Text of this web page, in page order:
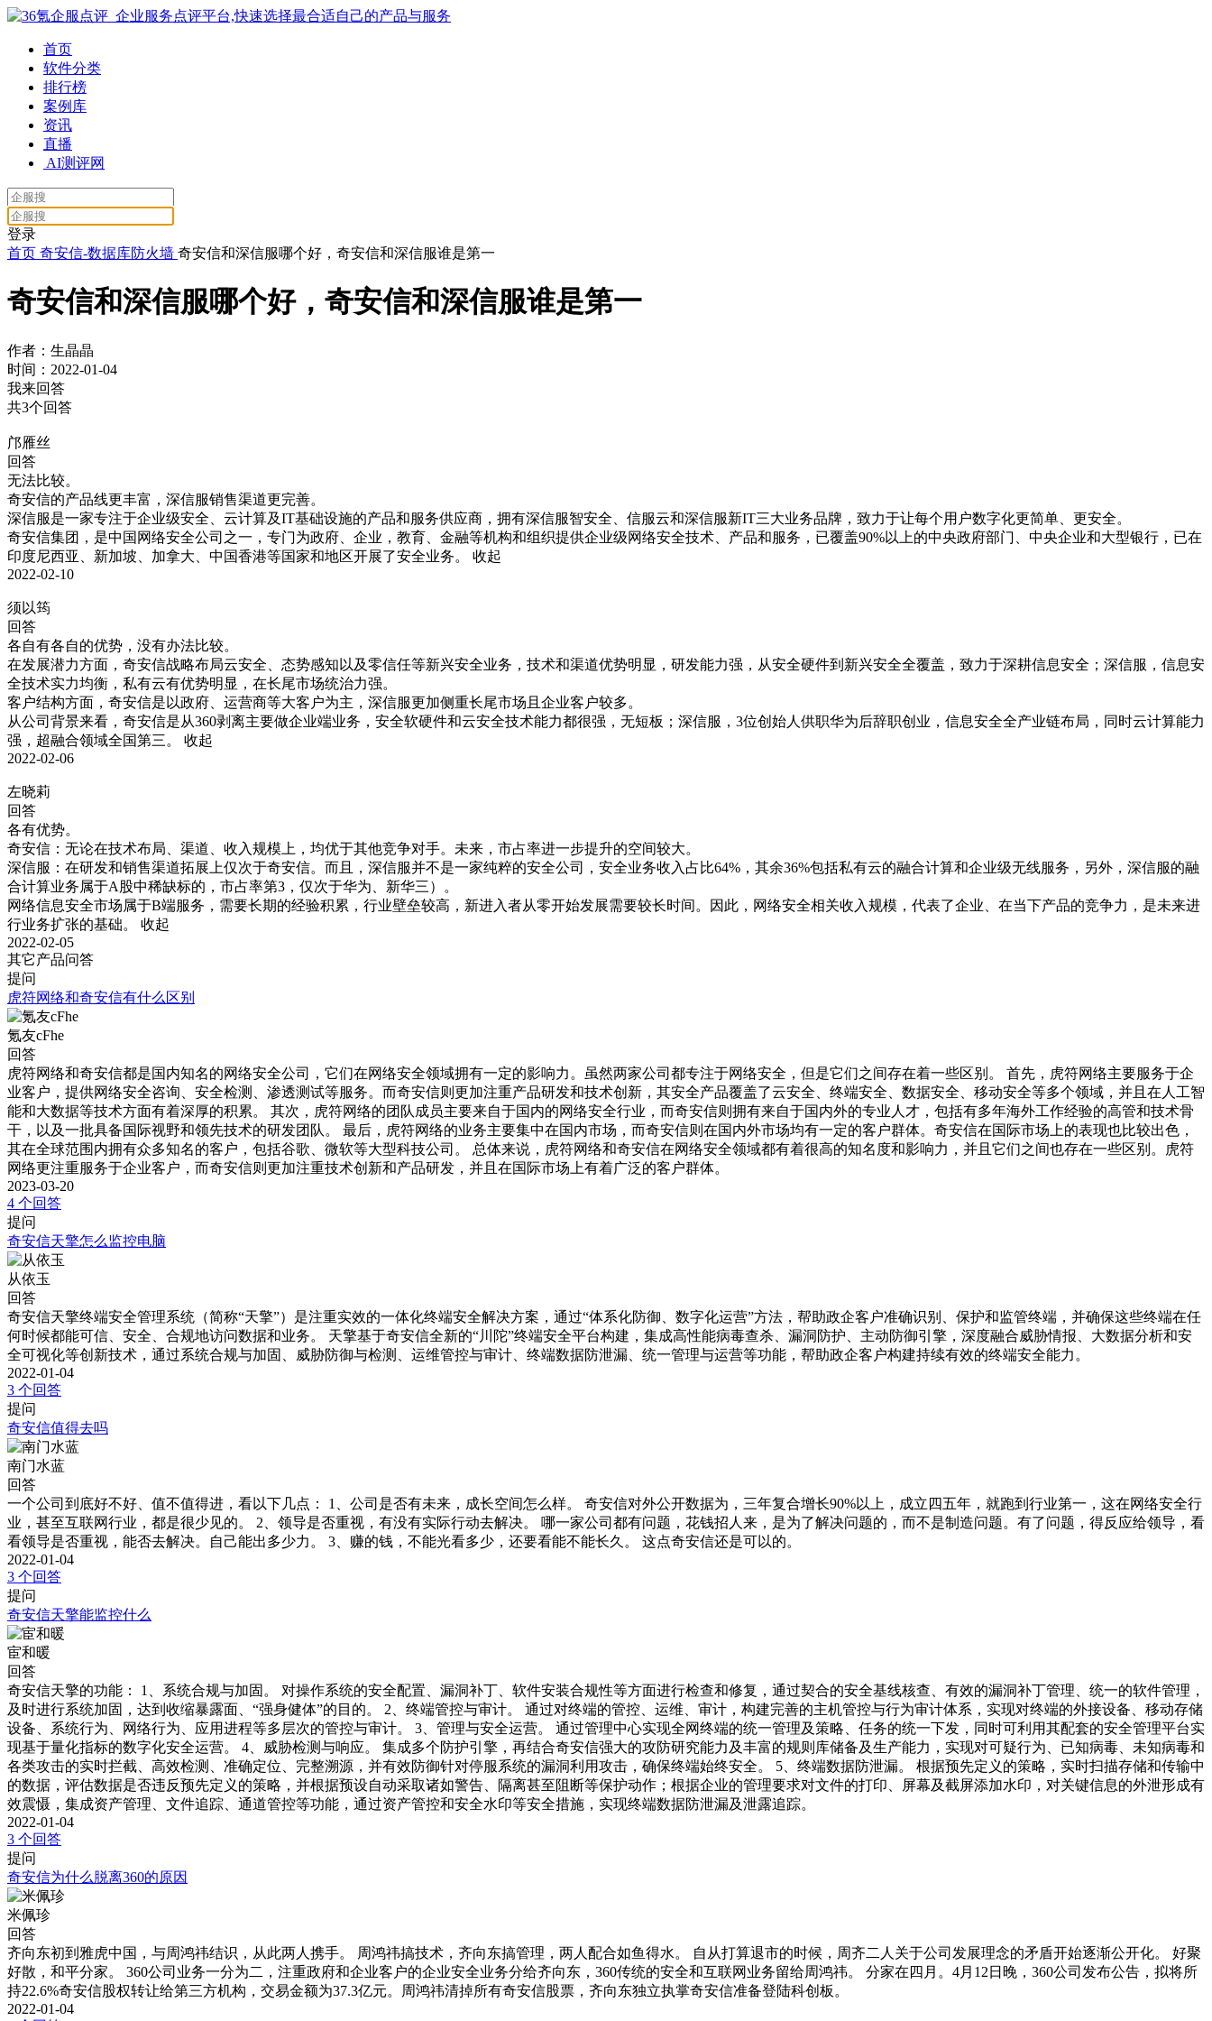
首页
软件分类
排行榜
案例库
资讯
直播
AI测评网
登录
首页 奇安信-数据库防火墙 奇安信和深信服哪个好，奇安信和深信服谁是第一
奇安信和深信服哪个好，奇安信和深信服谁是第一
作者：生晶晶
时间：2022-01-04
我来回答
共3个回答
邝雁丝
回答
无法比较。
奇安信的产品线更丰富，深信服销售渠道更完善。
深信服是一家专注于企业级安全、云计算及IT基础设施的产品和服务供应商，拥有深信服智安全、信服云和深信服新IT三大业务品牌，致力于让每个用户数字化更简单、更安全。
奇安信集团，是中国网络安全公司之一，专门为政府、企业，教育、金融等机构和组织提供企业级网络安全技术、产品和服务，已覆盖90%以上的中央政府部门、中央企业和大型银行，已在
印度尼西亚、新加坡、加拿大、中国香港等国家和地区开展了安全业务。
收起
2022-02-10
须以筠
回答
各自有各自的优势，没有办法比较。
在发展潜力方面，奇安信战略布局云安全、态势感知以及零信任等新兴安全业务，技术和渠道优势明显，研发能力强，从安全硬件到新兴安全全覆盖，致力于深耕信息安全；深信服，信息安
全技术实力均衡，私有云有优势明显，在长尾市场统治力强。
客户结构方面，奇安信是以政府、运营商等大客户为主，深信服更加侧重长尾市场且企业客户较多。
从公司背景来看，奇安信是从360剥离主要做企业端业务，安全软硬件和云安全技术能力都很强，无短板；深信服，3位创始人供职华为后辞职创业，信息安全全产业链布局，同时云计算能力
强，超融合领域全国第三。
收起
2022-02-06
左晓莉
回答
各有优势。
奇安信：无论在技术布局、渠道、收入规模上，均优于其他竞争对手。未来，市占率进一步提升的空间较大。
深信服：在研发和销售渠道拓展上仅次于奇安信。而且，深信服并不是一家纯粹的安全公司，安全业务收入占比64%，其余36%包括私有云的融合计算和企业级无线服务，另外，深信服的融
合计算业务属于A股中稀缺标的，市占率第3，仅次于华为、新华三）。
网络信息安全市场属于B端服务，需要长期的经验积累，行业壁垒较高，新进入者从零开始发展需要较长时间。因此，网络安全相关收入规模，代表了企业、在当下产品的竞争力，是未来进
行业务扩张的基础。
收起
2022-02-05
其它产品问答
提问
虎符网络和奇安信有什么区别
氪友cFhe
回答
虎符网络和奇安信都是国内知名的网络安全公司，它们在网络安全领域拥有一定的影响力。虽然两家公司都专注于网络安全，但是它们之间存在着一些区别。 首先，虎符网络主要服务于企
业客户，提供网络安全咨询、安全检测、渗透测试等服务。而奇安信则更加注重产品研发和技术创新，其安全产品覆盖了云安全、终端安全、数据安全、移动安全等多个领域，并且在人工智
能和大数据等技术方面有着深厚的积累。 其次，虎符网络的团队成员主要来自于国内的网络安全行业，而奇安信则拥有来自于国内外的专业人才，包括有多年海外工作经验的高管和技术骨
干，以及一批具备国际视野和领先技术的研发团队。 最后，虎符网络的业务主要集中在国内市场，而奇安信则在国内外市场均有一定的客户群体。奇安信在国际市场上的表现也比较出色，
其在全球范围内拥有众多知名的客户，包括谷歌、微软等大型科技公司。 总体来说，虎符网络和奇安信在网络安全领域都有着很高的知名度和影响力，并且它们之间也存在一些区别。虎符
网络更注重服务于企业客户，而奇安信则更加注重技术创新和产品研发，并且在国际市场上有着广泛的客户群体。
2023-03-20
4 个回答
提问
奇安信天擎怎么监控电脑
从依玉
回答
奇安信天擎终端安全管理系统（简称“天擎”）是注重实效的一体化终端安全解决方案，通过“体系化防御、数字化运营”方法，帮助政企客户准确识别、保护和监管终端，并确保这些终端在任
何时候都能可信、安全、合规地访问数据和业务。 天擎基于奇安信全新的“川陀”终端安全平台构建，集成高性能病毒查杀、漏洞防护、主动防御引擎，深度融合威胁情报、大数据分析和安
全可视化等创新技术，通过系统合规与加固、威胁防御与检测、运维管控与审计、终端数据防泄漏、统一管理与运营等功能，帮助政企客户构建持续有效的终端安全能力。
2022-01-04
3 个回答
提问
奇安信值得去吗
南门水蓝
回答
一个公司到底好不好、值不值得进，看以下几点： 1、公司是否有未来，成长空间怎么样。 奇安信对外公开数据为，三年复合增长90%以上，成立四五年，就跑到行业第一，这在网络安全行
业，甚至互联网行业，都是很少见的。 2、领导是否重视，有没有实际行动去解决。 哪一家公司都有问题，花钱招人来，是为了解决问题的，而不是制造问题。有了问题，得反应给领导，看
看领导是否重视，能否去解决。自己能出多少力。 3、赚的钱，不能光看多少，还要看能不能长久。 这点奇安信还是可以的。
2022-01-04
3 个回答
提问
奇安信天擎能监控什么
宦和暖
回答
奇安信天擎的功能： 1、系统合规与加固。 对操作系统的安全配置、漏洞补丁、软件安装合规性等方面进行检查和修复，通过契合的安全基线核查、有效的漏洞补丁管理、统一的软件管理，
及时进行系统加固，达到收缩暴露面、“强身健体”的目的。 2、终端管控与审计。 通过对终端的管控、运维、审计，构建完善的主机管控与行为审计体系，实现对终端的外接设备、移动存储
设备、系统行为、网络行为、应用进程等多层次的管控与审计。 3、管理与安全运营。 通过管理中心实现全网终端的统一管理及策略、任务的统一下发，同时可利用其配套的安全管理平台实
现基于量化指标的数字化安全运营。 4、威胁检测与响应。 集成多个防护引擎，再结合奇安信强大的攻防研究能力及丰富的规则库储备及生产能力，实现对可疑行为、已知病毒、未知病毒和
各类攻击的实时拦截、高效检测、准确定位、完整溯源，并有效防御针对停服系统的漏洞利用攻击，确保终端始终安全。 5、终端数据防泄漏。 根据预先定义的策略，实时扫描存储和传输中
的数据，评估数据是否违反预先定义的策略，并根据预设自动采取诸如警告、隔离甚至阻断等保护动作；根据企业的管理要求对文件的打印、屏幕及截屏添加水印，对关键信息的外泄形成有
效震慑，集成资产管理、文件追踪、通道管控等功能，通过资产管控和安全水印等安全措施，实现终端数据防泄漏及泄露追踪。
2022-01-04
3 个回答
提问
奇安信为什么脱离360的原因
米佩珍
回答
齐向东初到雅虎中国，与周鸿祎结识，从此两人携手。 周鸿祎搞技术，齐向东搞管理，两人配合如鱼得水。 自从打算退市的时候，周齐二人关于公司发展理念的矛盾开始逐渐公开化。 好聚
好散，和平分家。 360公司业务一分为二，注重政府和企业客户的企业安全业务分给齐向东，360传统的安全和互联网业务留给周鸿祎。 分家在四月。4月12日晚，360公司发布公告，拟将所
持22.6%奇安信股权转让给第三方机构，交易金额为37.3亿元。周鸿祎清掉所有奇安信股票，齐向东独立执掌奇安信准备登陆科创板。
2022-01-04